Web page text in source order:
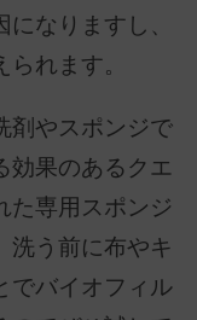
なりますし、
れます。
剤やスポンジで
効果のあるクエ
た専用スポンジ
洗う前に布やキ
でバイオフィル